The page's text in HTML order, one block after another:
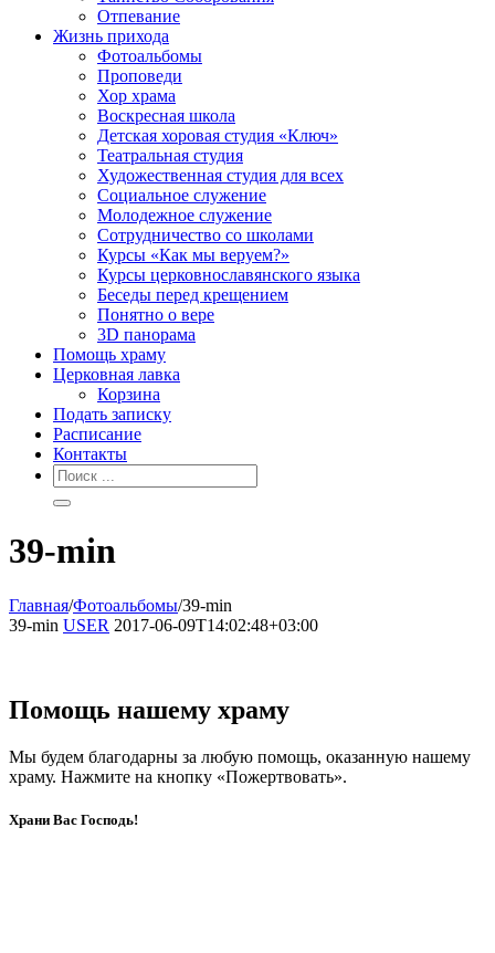
Отпевание
Жизнь прихода
Фотоальбомы
Проповеди
Хор храма
Воскресная школа
Детская хоровая студия «Ключ»
Театральная студия
Х​удожественная студия для всех
Социальное служение
Молодежное служение
Сотрудничество со школами
Курсы «Как мы веруем?»
Курсы церковнославянского языка
Беседы перед крещением
Понятно о вере
3D панорама
Помощь храму
Церковная лавка
Корзина
Подать записку
Расписание
Контакты
39-min
Главная/Фотоальбомы/39-min
39-min USER 2017-06-09T14:02:48+03:00
Помощь нашему храму
Мы будем благодарны за любую помощь, оказанную нашему
храму. Нажмите на кнопку «Пожертвовать».
Храни Вас Господь!